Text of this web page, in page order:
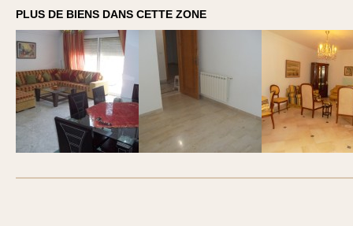
PLUS DE BIENS DANS CETTE ZONE